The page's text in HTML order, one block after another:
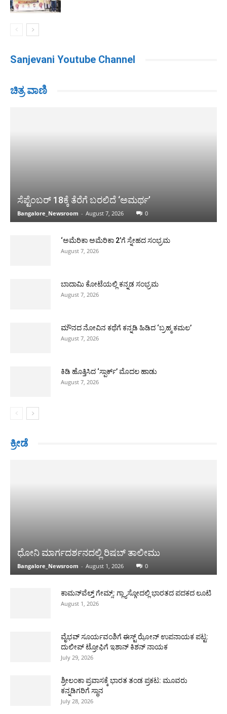
Sanjevani Youtube Channel
ಚಿತ್ರ ವಾಣಿ
ಸೆಪ್ಟೆಂಬರ್ 18ಕ್ಕೆ ತೆರೆಗೆ ಬರಲಿದೆ ‘ಅಮರ್ಥ’
Bangalore_Newsroom - August 7, 2026 0
‘ಅಮೆರಿಕಾ ಅಮೆರಿಕಾ 2’ಗೆ ಸ್ನೇಹದ ಸಂಭ್ರಮ
August 7, 2026
ಬಾದಾಮಿ ಕೋಟೆಯಲ್ಲಿ ಕನ್ನಡ ಸಂಭ್ರಮ
August 7, 2026
ಮೌನದ ನೋವಿನ ಕಥೆಗೆ ಕನ್ನಡಿ ಹಿಡಿದ ‘ಬ್ರಹ್ಮ ಕಮಲ’
August 7, 2026
ಕಿಡಿ ಹೊತ್ತಿಸಿದ ‘ಸ್ಪಾರ್ಕ್’ ಮೊದಲ ಹಾಡು
August 7, 2026
ಕ್ರೀಡೆ
ಧೋನಿ ಮಾರ್ಗದರ್ಶನದಲ್ಲಿ ರಿಷಬ್ ತಾಲೀಮು
Bangalore_Newsroom - August 1, 2026 0
ಕಾಮನ್‌ವೆಲ್ತ್ ಗೇಮ್ಸ್: ಗ್ಲ್ಯಾಸ್ಗೋದಲ್ಲಿ ಭಾರತದ ಪದಕದ ಲೂಟಿ
August 1, 2026
ವೈಭವ್ ಸೂರ್ಯವಂಶಿಗೆ ಈಸ್ಟ್ ಝೋನ್ ಉಪನಾಯಕ ಪಟ್ಟ:
ದುಲೀಪ್ ಟ್ರೋಫಿಗೆ ಇಶಾನ್ ಕಿಶನ್ ನಾಯಕ
July 29, 2026
ಶ್ರೀಲಂಕಾ ಪ್ರವಾಸಕ್ಕೆ ಭಾರತ ತಂಡ ಪ್ರಕಟ: ಮೂವರು
ಕನ್ನಡಿಗರಿಗೆ ಸ್ಥಾನ
July 28, 2026